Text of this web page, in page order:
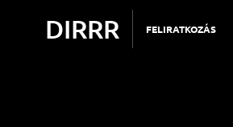
DIRRR FELIRATKOZÁS